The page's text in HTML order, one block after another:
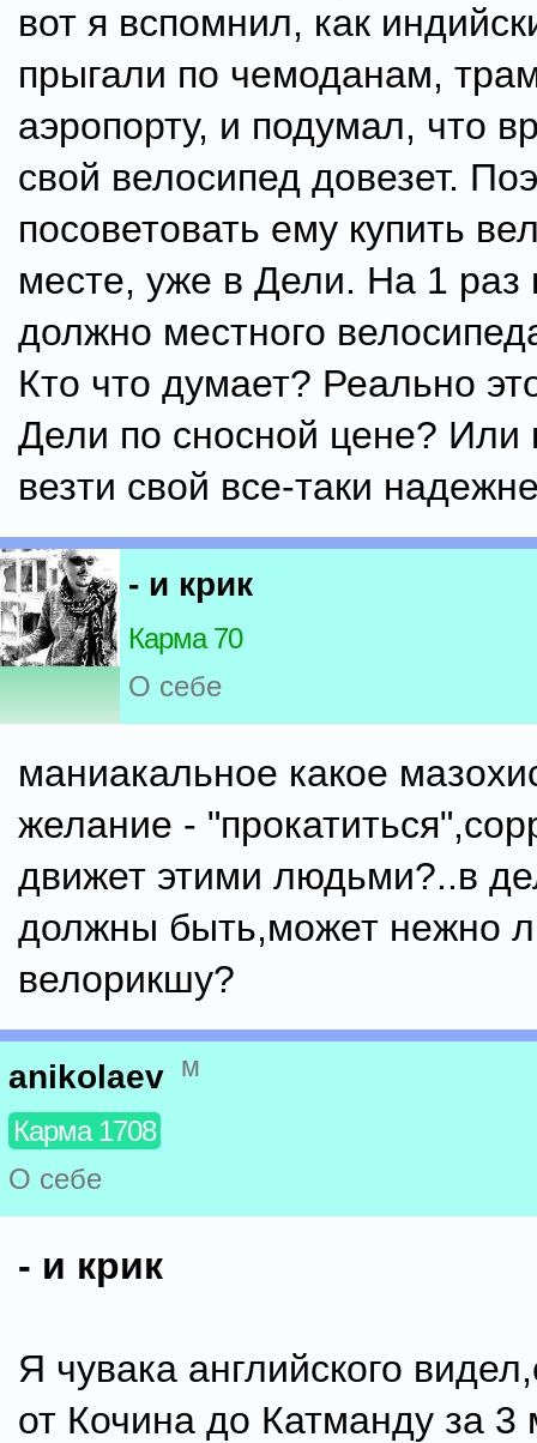
вот я вспомнил, как
прыгали по чемоданам,
аэропорту, и подумал, что
свой велосипед довезет.
посоветовать ему купить
месте, уже в Дели. На 1 раз
должно местного
Кто что думает? Реально
Дели по сносной цене? Или
везти свой все-таки
- и крик
Карма 70
О себе
маниакальное какое
желание -
движет этими людьми?..в
должны быть,может нежно
велорикшу?
anikolaev м
Карма 1708
О себе
- и крик
Я чувака английского
от Кочина до Катманду за 3